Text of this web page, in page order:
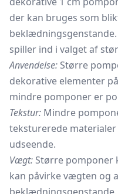
der kan bruges som
spiller ind i valget af
Anvendelse: Større
dekorative elementer
mindre pomponer er
Tekstur: Mindre
teksturerede
udseende.
Vægt: Større pomponer
kan påvirke vægten og